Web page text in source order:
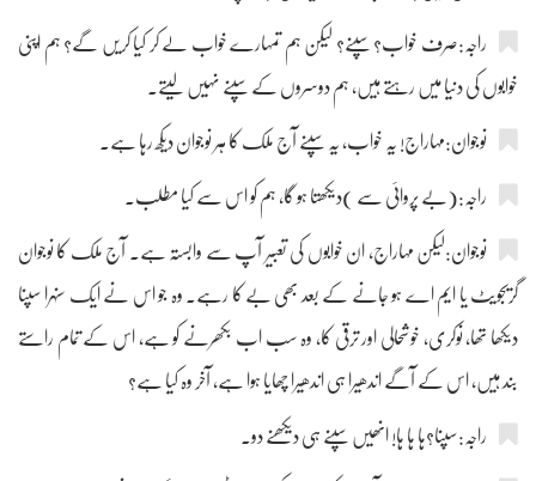
راجہ:صرف خواب؟ سپنے؟ لیکن ہم تمہارے خواب لے کر کیا کریں گے؟ ہم اپنی
خوابوں کی دنیا میں رہتے ہیں، ہم دوسروں کے سپنے نہیں لیتے۔
نوجوان:مہاراج! یہ خواب، یہ سپنے آج ملک کا ہر نوجوان دیکھ رہا ہے۔
راجہ:(بے پروائی سے )دیکھتا ہو گا، ہم کو اس سے کیا مطلب۔
نوجوان:لیکن مہاراج، ان خوابوں کی تعبیر آپ سے وابستہ ہے۔ آج ملک کا نوجوان
گریجویٹ یا ایم اے ہو جانے کے بعد بھی بے کا رہے۔ وہ جو اس نے ایک سنہرا سپنا
دیکھا تھا، نوکری، خوشحالی اور ترقی کا، وہ سب اب بکھرنے کو ہے، اس کے تمام راستے
بند ہیں، اس کے آگے اندھیرا ہی اندھیرا چھایا ہوا ہے، آخر وہ کیا ہے؟
راجہ:سپنا؟ہا ہا ہا! انھیں سپنے ہی دیکھنے دو۔